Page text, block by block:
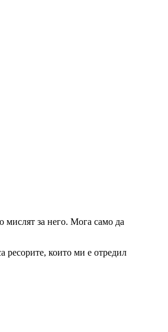
мислят за него. Мога само да
ресорите, които ми е отредил